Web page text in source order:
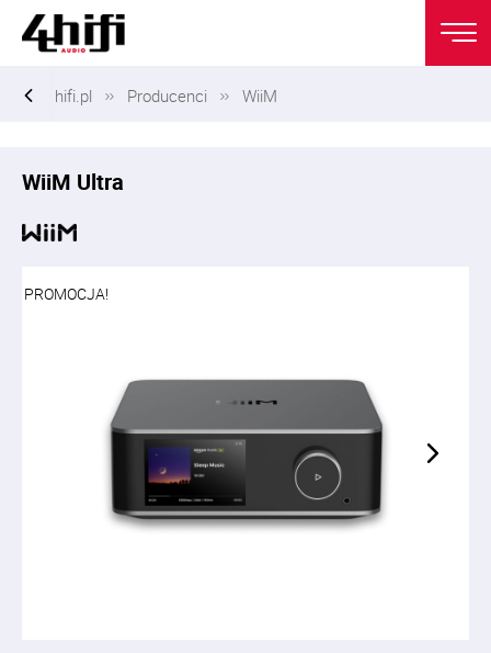
hifi.pl Producenci WiiM
WiiM Ultra
PROMOCJA!